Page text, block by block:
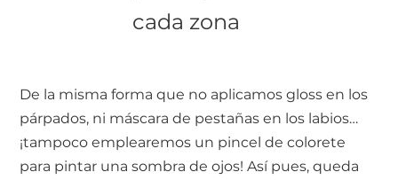
cada zona
De la misma forma que no aplicamos gloss en los
párpados, ni máscara de pestañas en los labios…
¡tampoco emplearemos un pincel de colorete
para pintar una sombra de ojos! Así pues, queda